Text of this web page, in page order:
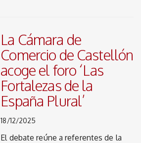
La Cámara de
Comercio de Castellón
acoge el foro ‘Las
Fortalezas de la
España Plural’
18/12/2025
El debate reúne a referentes de la